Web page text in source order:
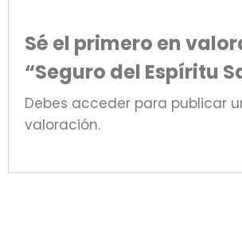
Sé el primero en
“Seguro del Espíritu
Debes acceder para publicar
valoración.